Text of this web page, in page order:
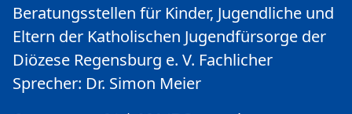
Beratungsstellen für Kinder, Jugendliche und
Eltern der Katholischen Jugendfürsorge der
Diözese Regensburg e. V. Fachlicher
Sprecher: Dr. Simon Meier